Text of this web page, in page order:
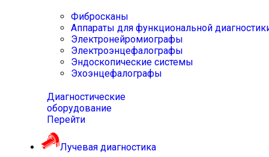
Фибросканы
Аппараты для функциональной
Электронейромиографы
Электроэнцефалографы
Эндоскопические системы
Эхоэнцефалографы
Диагностические
оборудование
Перейти
Лучевая диагностика